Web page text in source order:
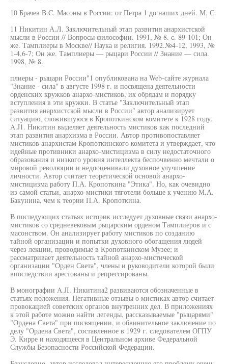
10 Брачев B.C. Масоны в России: от Петра 1 до наших дней. М, С.
11 Никитин А.Л. Заключительный этап развития анархистской
мысли в России // Вопросы философии. 1991, № 8. с. 89-101; Он
же. Тамплиеры в Москве// Наука и религия. 1992.№4-12, 1993, №
1-4,6-7; Он же. Тамплиеры — рыцари России // Знание — сила.
1998, № 8.
плиеры - рыцари России"1 опубликована на Web-сайте журнала
"Знание - сила" в августе 1998 г. и посвящена деятельности
орденских кружков анархо-мистиков, их обрядам и порядку
вступления в эти кружки. В статье "Заключительный этап
развития анархистской мысли в России" автор анализирует
ситуацию, сложившуюся в Кропоткинском комитете к 1928 году.
A.J1. Никитин выделяет деятельность мистиков как последний
этап развития анархизма в России. Автор противопоставляет
мистиков анархистам Кропоткинского комитета и утверждает, что
идейные противники анархо-мистицизма в силу недостаточного
образования и низкого уровня интеллекта беспочвенно мечтали о
мировой революции и недооценивали духовное улучшение
личности. Автор считает теоретической основой анархо-
мистицизма работу П.А. Кропоткина "Этика". Но, как очевидно
из самой статьи, анархо-мистики тяготели больше к учению М.А.
Бакунина, чем к теории П.А. Кропоткина.
В последующих статьях историк исследует духовные связи анархо-
мистиков со средневековым рыцарским орденом Тамплиеров и с
масонством. Он анализирует работу мистиков по созданию
тайной организации и попытки духовного обогащения людей
через лекции, проводимые в Кропоткинском Музее; и
рассматривает деятельность тайной анархо-мистической
организации "Орден Света", члены и руководители которой были
впоследствии арестованы и репрессированы.
В монографии A.JI. Никитина2 развиваются обозначенные в
статьях положения. Негативные отзывы о мистиках автор считает
провокацией советских органов внутренних дел. В приложениях
к этой работе можно найти легенды, рассказываемые "рыцарями"
"Ордена Света" при посвящении, и обвинительное заключение по
делу "Ордена Света", составленное в 1929 г. следователем ОГПУ
Э. Кирре и находящееся в Центральном архиве Федеральной
Службы Безопасности Российской Федерации.